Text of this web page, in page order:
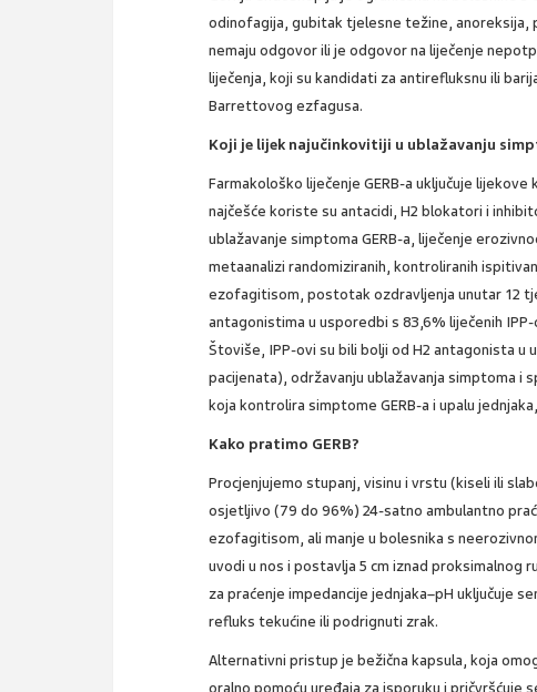
odinofagija, gubitak tjelesne težine, anoreksija,
nemaju odgovor ili je odgovor na liječenje
liječenja, koji su kandidati za antirefluksnu ili
Barrettovog ezfagusa.
Koji je lijek najučinkovitiji u ublažavanju
Farmakološko liječenje GERB-a uključuje
najčešće koriste su antacidi, H2 blokatori i
ublažavanje simptoma GERB-a, liječenje
metaanalizi randomiziranih, kontroliranih
ezofagitisom, postotak ozdravljenja unutar 12
antagonistima u usporedbi s 83,6% liječenih
Štoviše, IPP-ovi su bili bolji od H2 antagonista u
pacijenata), održavanju ublažavanja simptoma i
koja kontrolira simptome GERB-a i upalu
Kako pratimo GERB?
Procjenjujemo stupanj, visinu i vrstu (kiseli ili
osjetljivo (79 do 96%) 24-satno ambulantno
ezofagitisom, ali manje u bolesnika s
uvodi u nos i postavlja 5 cm iznad
za praćenje impedancije jednjaka–pH uključuje
refluks tekućine ili podrignuti zrak.
Alternativni pristup je bežična kapsula, koja
oralno pomoću uređaja za isporuku i pričvršćuje